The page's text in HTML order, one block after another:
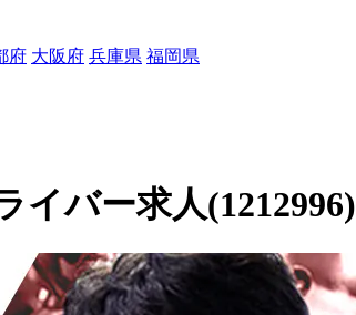
府 大阪府 兵庫県 福岡県
イバー求人(1212996)